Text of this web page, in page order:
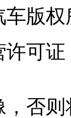
车版
可证
，否